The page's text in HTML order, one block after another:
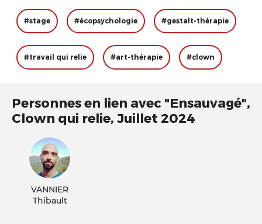
#stage #écopsychologie #gestalt-thérapie
#travail qui relie #art-thérapie #clown
Personnes en lien avec "Ensauvagé",
Clown qui relie, Juillet 2024
VANNIER
Thibault